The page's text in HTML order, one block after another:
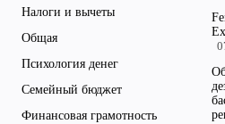
Налоги и вычеты
Общая
Психология денег
Семейный бюджет
Финансовая грамотность